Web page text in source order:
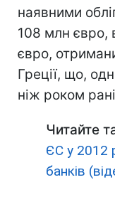
наявними
108 млн євро,
євро,
Греції, що,
ніж роком
Читайте
ЄС у 2012
банків